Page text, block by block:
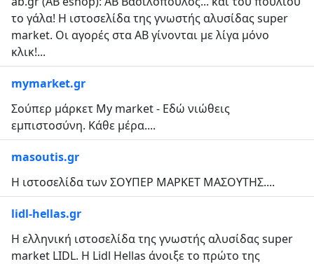
το γάλα! Η ιστοσελίδα της γνωστής αλυσίδας super
market. Οι αγορές στα ΑΒ γίνονται με λίγα μόνο
κλικ!...
mymarket.gr
Σούπερ μάρκετ My market - Εδώ νιώθεις
εμπιστοσύνη. Κάθε μέρα....
masoutis.gr
Η ιστοσελίδα των ΣΟΥΠΕΡ ΜΑΡΚΕΤ ΜΑΣΟΥΤΗΣ....
lidl-hellas.gr
Η ελληνική ιστοσελίδα της γνωστής αλυσίδας super
market LIDL. H Lidl Hellas άνοιξε το πρώτο της